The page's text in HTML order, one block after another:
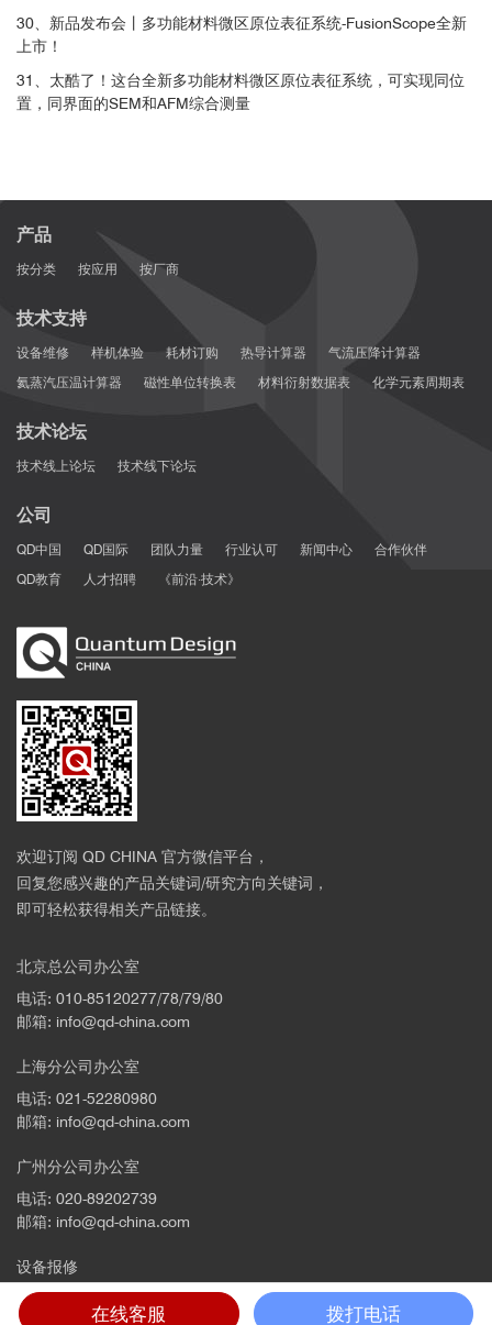
30、新品发布会丨多功能材料微区原位表征系统-FusionScope全新
上市！
31、太酷了！这台全新多功能材料微区原位表征系统，可实现同位
置，同界面的SEM和AFM综合测量
产品
按分类 按应用 按厂商
技术支持
设备维修 样机体验 耗材订购 热导计算器
气流压降计算器
氦蒸汽压温计算器
磁性单位转换表 材料衍射数据表 化学元素周期表
技术论坛
技术线上论坛 技术线下论坛
公司
QD中国 QD国际 团队力量 行业认可 新闻中心
合作伙伴
QD教育
人才招聘 《前沿·技术》
欢迎订阅 QD CHINA 官方微信平台，
回复您感兴趣的产品关键词/研究方向关键词，
即可轻松获得相关产品链接。
北京总公司办公室
电话: 010-85120277/78/79/80
邮箱: info@qd-china.com
上海分公司办公室
电话: 021-52280980
邮箱: info@qd-china.com
广州分公司办公室
电话: 020-89202739
邮箱: info@qd-china.com
设备报修
电话: 4001669018
在线客服 拨打电话